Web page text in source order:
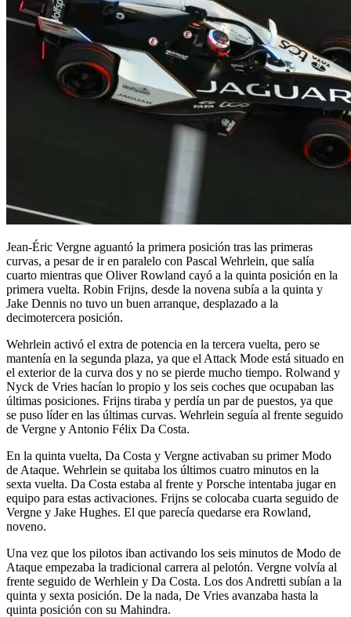
Jean-Éric Vergne aguantó la primera posición tras las primeras
curvas, a pesar de ir en paralelo con Pascal Wehrlein, que salía
cuarto mientras que Oliver Rowland cayó a la quinta posición en la
primera vuelta. Robin Frijns, desde la novena subía a la quinta y
Jake Dennis no tuvo un buen arranque, desplazado a la
decimotercera posición.
Wehrlein activó el extra de potencia en la tercera vuelta, pero se
mantenía en la segunda plaza, ya que el Attack Mode está situado en
el exterior de la curva dos y no se pierde mucho tiempo. Rolwand y
Nyck de Vries hacían lo propio y los seis coches que ocupaban las
últimas posiciones. Frijns tiraba y perdía un par de puestos, ya que
se puso líder en las últimas curvas. Wehrlein seguía al frente seguido
de Vergne y Antonio Félix Da Costa.
En la quinta vuelta, Da Costa y Vergne activaban su primer Modo
de Ataque. Wehrlein se quitaba los últimos cuatro minutos en la
sexta vuelta. Da Costa estaba al frente y Porsche intentaba jugar en
equipo para estas activaciones. Frijns se colocaba cuarta seguido de
Vergne y Jake Hughes. El que parecía quedarse era Rowland,
noveno.
Una vez que los pilotos iban activando los seis minutos de Modo de
Ataque empezaba la tradicional carrera al pelotón. Vergne volvía al
frente seguido de Werhlein y Da Costa. Los dos Andretti subían a la
quinta y sexta posición. De la nada, De Vries avanzaba hasta la
quinta posición con su Mahindra.